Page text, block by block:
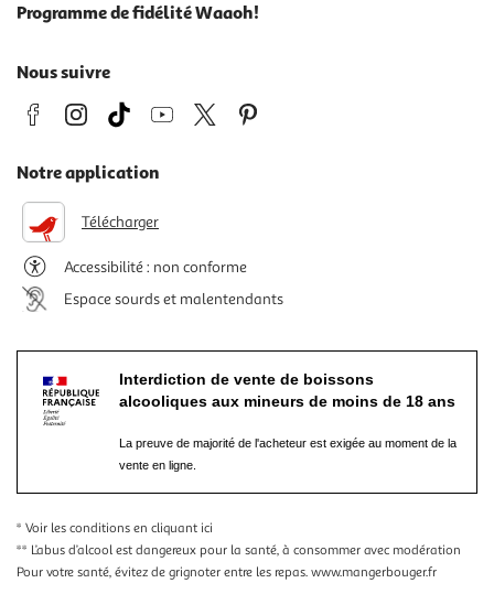
Programme de fidélité Waaoh!
Nous suivre
Notre application
Télécharger
Accessibilité : non conforme
Espace sourds et malentendants
Interdiction de vente de boissons
alcooliques aux mineurs de moins de 18 ans
La preuve de majorité de l'acheteur est exigée au moment de la
vente en ligne.
* Voir les conditions en cliquant ici
** L’abus d’alcool est dangereux pour la santé, à consommer avec modération
Pour votre santé, évitez de grignoter entre les repas. www.mangerbouger.fr